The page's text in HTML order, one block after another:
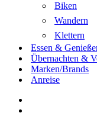
Biken
Wandern
Klettern
Essen &
Übernachten &
Marken/Brands
Anreise